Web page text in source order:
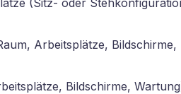
(Sitz- oder
Arbeitsplätze, Bildschirme,
Bildschirme,